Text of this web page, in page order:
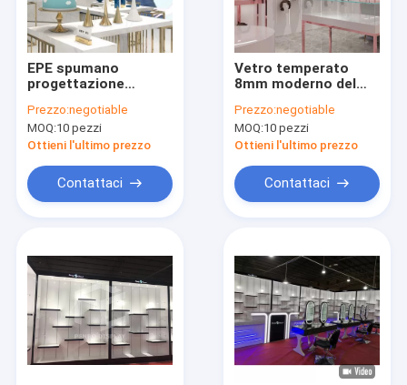
Giro della fabbrica
Controllo di qualità
Richieda una citazione
Mobilia dell'esposizione del negozio dell'abbigliamento
Mobilia del negozio di gioielli
Vetrina dell'esposizione del telefono cellulare
Armadietti di esposizione ottici del negozio
EPE spumano
progettazione
monomero di acciaio
inossidabile del
contenitore per
parrucca
Prezzo:negotiable
MOQ:10 pezzi
Ottieni l'ultimo prezzo
Contattaci
Vetro temperato
8mm moderno del
esposizione della
parrucca progettato
interno del ODM
Prezzo:negotiable
MOQ:10 pezzi
Ottieni l'ultimo prezzo
Contattaci